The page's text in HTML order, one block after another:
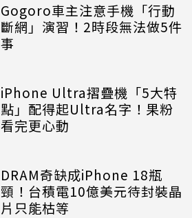
Gogoro車主注意手機「行動
斷網」演習！2時段無法做5件
事
iPhone Ultra摺疊機「5大特
點」配得起Ultra名字！果粉
看完更心動
DRAM奇缺成iPhone 18瓶
頸！台積電10億美元待封裝晶
片只能枯等